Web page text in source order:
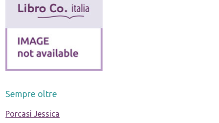
Sempre oltre
Porcasi Jessica